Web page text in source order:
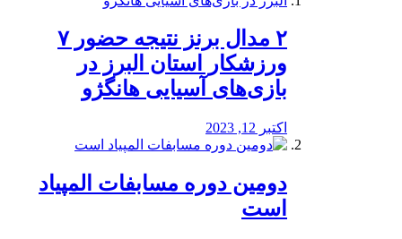
۲ مدال برنز نتیجه حضور ۷
ورزشکار استان البرز در
بازی‌های آسیایی هانگژو
اکتبر 12, 2023
دومین دوره مسابفات المپیاد
است